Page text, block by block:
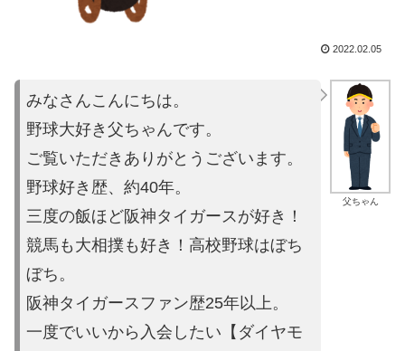
2022.02.05
父ちゃん
みなさんこんにちは。
野球大好き父ちゃんです。
ご覧いただきありがとうございます。
野球好き歴、約40年。
三度の飯ほど阪神タイガースが好き！
競馬も大相撲も好き！高校野球はぼち
ぼち。
阪神タイガースファン歴25年以上。
一度でいいから入会したい【ダイヤモ